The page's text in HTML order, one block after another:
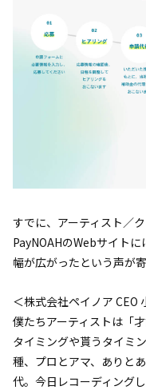
すでに、アーティスト／
PayNOAHのWebサイト
幅が広がったという声が
＜株式会社ペイノア CEO
僕たちアーティストは「
タイミングや貰うタイミ
種、プロとアマ、ありと
代。今日レコーディング